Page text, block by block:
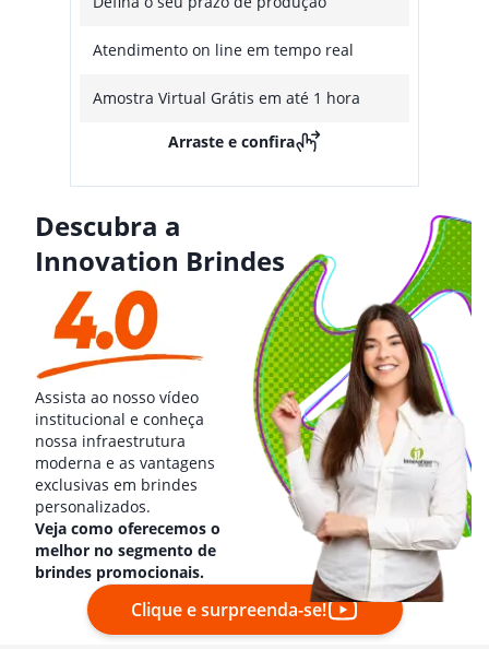
Atendimento on line em tempo real
Amostra Virtual Grátis em até 1 hora
Arraste e confira
Descubra a
Innovation Brindes
Assista ao nosso vídeo
institucional e conheça
nossa infraestrutura
moderna e as vantagens
exclusivas em brindes
personalizados.
Veja como oferecemos o
melhor no segmento de
brindes promocionais.
Clique e surpreenda-se!